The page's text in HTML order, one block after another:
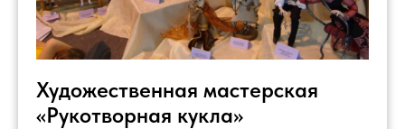
Художественная мастерская
«Рукотворная кукла»